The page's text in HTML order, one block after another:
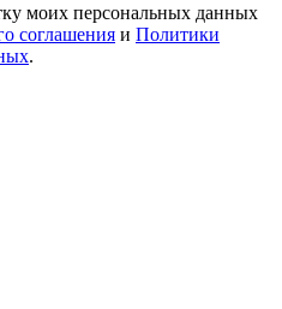
моих персональных данных
соглашения и Политики
.